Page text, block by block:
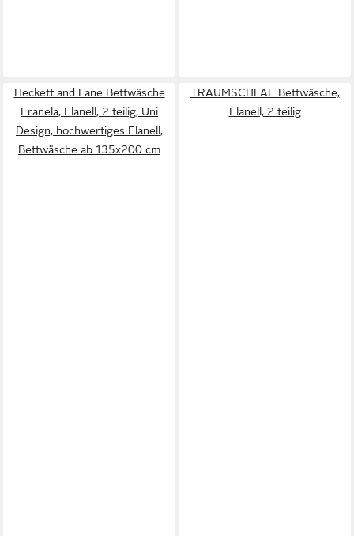
Heckett and Lane Bettwäsche
Franela, Flanell, 2 teilig, Uni
Design, hochwertiges Flanell,
Bettwäsche ab 135x200 cm
TRAUMSCHLAF Bettwäsche,
Flanell, 2 teilig